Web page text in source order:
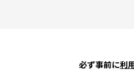
必ず事前に利